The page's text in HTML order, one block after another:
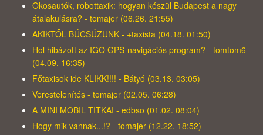
Okosautók, robottaxik: hogyan készül Budapest a nagy
átalakulásra? - tomajer (06.26. 21:55)
AKIKTŐL BÚCSÚZUNK - +taxista (04.18. 01:50)
Hol hibázott az IGO GPS-navigációs program? - tomtom6
(04.09. 16:35)
Főtaxisok ide KLIKK!!!! - Bátyó (03.13. 03:05)
Verestelenítés - tomajer (02.05. 06:28)
A MINI MOBIL TITKAI - edbso (01.02. 08:04)
Hogy mik vannak...!? - tomajer (12.22. 18:52)